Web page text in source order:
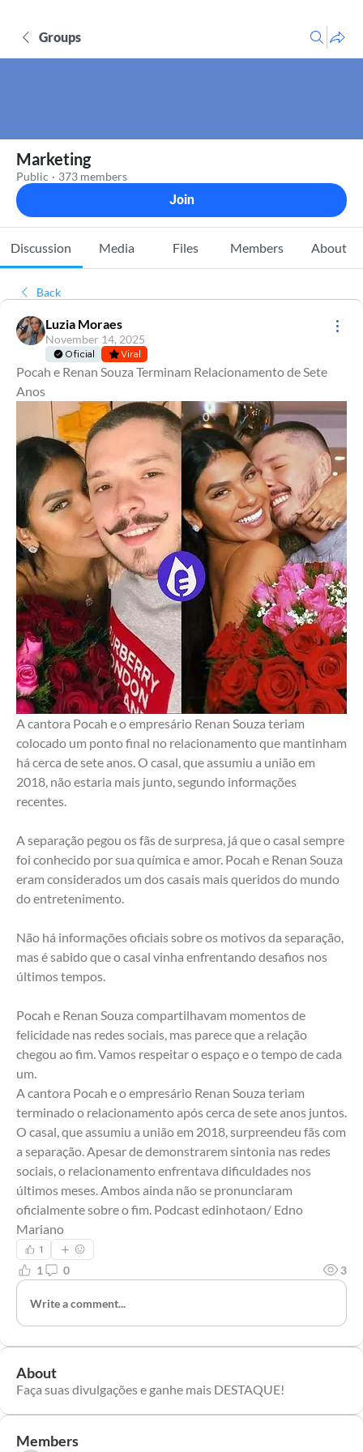
Groups
Marketing
Public · 373 members
Join
Discussion Media Files Members About
Back
Luzia Moraes
November 14, 2025
Oficial Viral
Pocah e Renan Souza Terminam Relacionamento de Sete
Anos
A cantora Pocah e o empresário Renan Souza teriam
colocado um ponto final no relacionamento que mantinham
há cerca de sete anos. O casal, que assumiu a união em
2018, não estaria mais junto, segundo informações
recentes.
A separação pegou os fãs de surpresa, já que o casal sempre
foi conhecido por sua química e amor. Pocah e Renan Souza
eram considerados um dos casais mais queridos do mundo
do entretenimento.
Não há informações oficiais sobre os motivos da separação,
mas é sabido que o casal vinha enfrentando desafios nos
últimos tempos.
Pocah e Renan Souza compartilhavam momentos de
felicidade nas redes sociais, mas parece que a relação
chegou ao fim. Vamos respeitar o espaço e o tempo de cada
um.
A cantora Pocah e o empresário Renan Souza teriam
terminado o relacionamento após cerca de sete anos juntos.
O casal, que assumiu a união em 2018, surpreendeu fãs com
a separação. Apesar de demonstrarem sintonia nas redes
sociais, o relacionamento enfrentava dificuldades nos
últimos meses. Ambos ainda não se pronunciaram
oficialmente sobre o fim. Podcast edinhotaon/ Edno
Mariano
1
1 0 3
Write a comment...
About
Faça suas divulgações e ganhe mais DESTAQUE!
Members